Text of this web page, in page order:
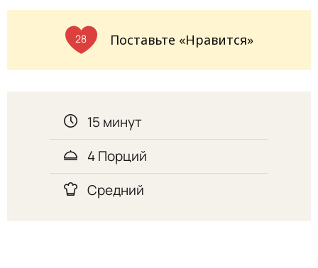
28 Поставьте «Нравится»
15 минут
4 Порций
Средний